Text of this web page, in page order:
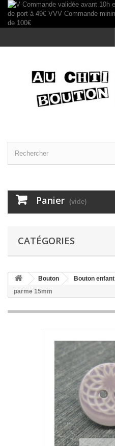
Panier (vide)
CATÉGORIES
Bouton Bouton enfant
parme 15mm